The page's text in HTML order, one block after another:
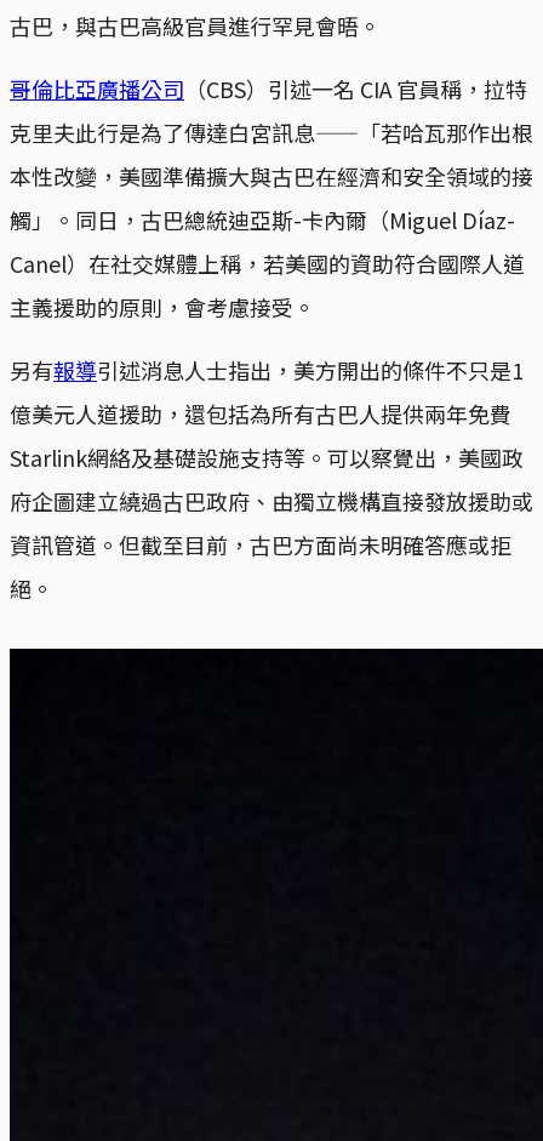
古巴，與古巴高級官員進行罕見會晤。
哥倫比亞廣播公司 （CBS）引述一名 CIA 官員稱，拉特
克里夫此行是為了傳達白宮訊息——「若哈瓦那作出根
本性改變，美國準備擴大與古巴在經濟和安全領域的接
觸」。同日，古巴總統迪亞斯-卡內爾（Miguel Díaz-
Canel）在社交媒體上稱，若美國的資助符合國際人道
主義援助的原則，會考慮接受。
另有報導引述消息人士指出，美方開出的條件不只是1
億美元人道援助，還包括為所有古巴人提供兩年免費
Starlink網絡及基礎設施支持等。可以察覺出，美國政
府企圖建立繞過古巴政府、由獨立機構直接發放援助或
資訊管道。但截至目前，古巴方面尚未明確答應或拒
絕。